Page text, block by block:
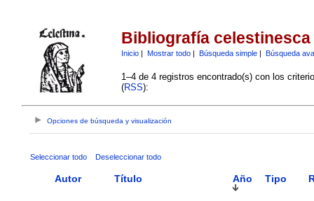
Bibliografía celestinesca
Inicio| Mostrar todo| Búsqueda simple| Búsqueda
1–4 de 4 registros encontrado(s) con los
(RSS):
Opciones de búsqueda y visualización
Seleccionar todo Deseleccionar todo
Autor Título Año Tipo